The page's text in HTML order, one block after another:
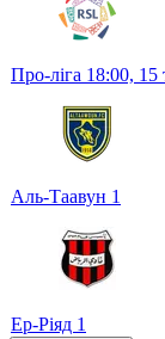
Про-ліга 18:00, 15
Аль-Таавун 1
Ер-Ріяд 1